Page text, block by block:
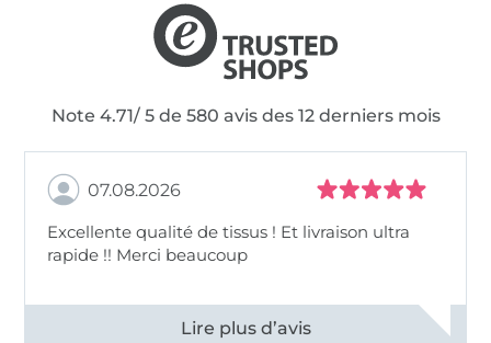
Note 4.71/ 5 de 580 avis des 12 derniers mois
07.08.2026
Excellente qualité de tissus ! Et livraison ultra
rapide !! Merci beaucoup
Voir tous les 11497 commentaires